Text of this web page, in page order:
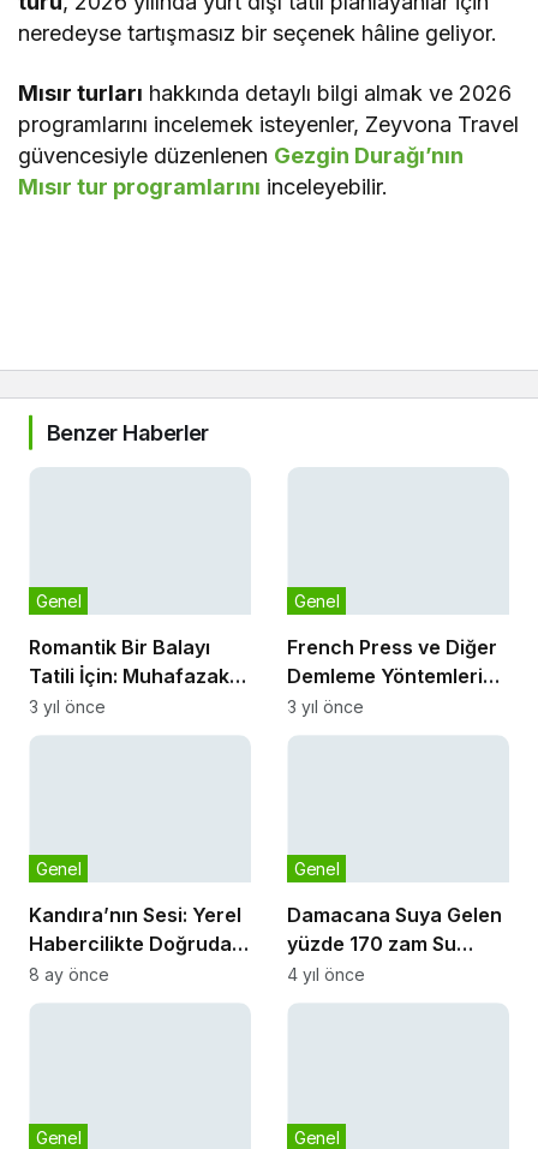
neredeyse tartışmasız bir seçenek hâline geliyor.
Mısır turları hakkında detaylı bilgi almak ve 2026
programlarını incelemek isteyenler, Zeyvona Travel
güvencesiyle düzenlenen Gezgin Durağı’nın
Mısır tur programlarını inceleyebilir.
Benzer Haberler
Romantik Bir Balayı
Tatili İçin: Muhafazakar
Kiralık Balayı Villaları
Genel
3 yıl önce
French Press ve Diğer
Demleme Yöntemleri
Arasındaki Farklar
Genel
3 yıl önce
Kandıra’nın Sesi: Yerel
Habercilikte Doğrudan
Yana Taraf
Genel
8 ay önce
Damacana Suya Gelen
yüzde 170 zam Su
arıtma cihazlarına
Talebi artırdı
Genel
4 yıl önce
Genel Genel